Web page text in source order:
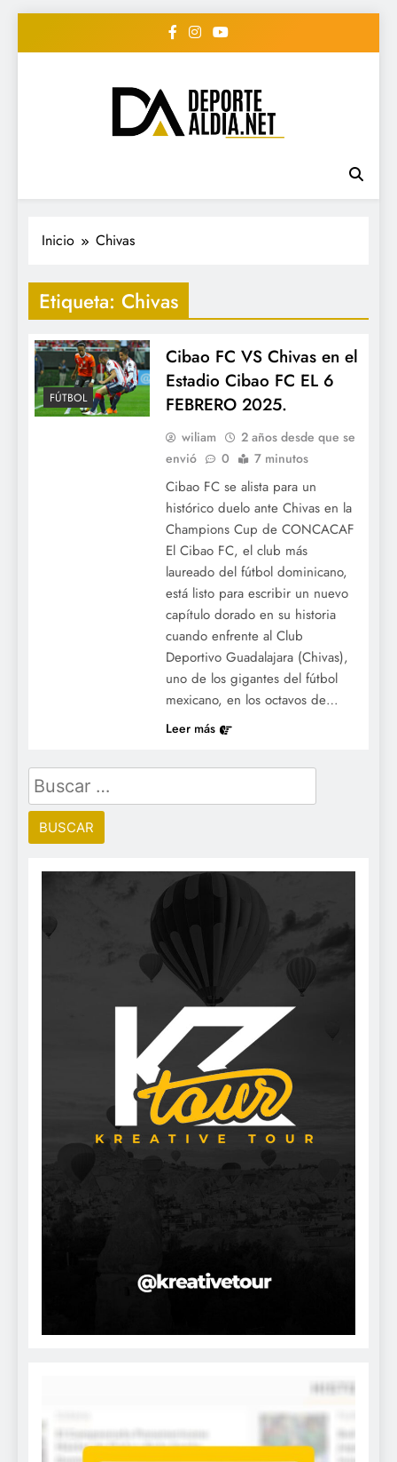
• DEPORTE AL DIA •
"Periodico Deportivo
Digital"
#deportealdiard #deportealdiaperiodico
Inicio Chivas
Etiqueta: Chivas
FÚTBOL
Cibao FC VS Chivas en el
Estadio Cibao FC EL 6
FEBRERO 2025.
wiliam
2 años desde que se
envió
0 7 minutos
Cibao FC se alista para un
histórico duelo ante Chivas en la
Champions Cup de CONCACAF
El Cibao FC, el club más
laureado del fútbol dominicano,
está listo para escribir un nuevo
capítulo dorado en su historia
cuando enfrente al Club
Deportivo Guadalajara (Chivas),
uno de los gigantes del fútbol
mexicano, en los octavos de…
Leer más
Buscar: